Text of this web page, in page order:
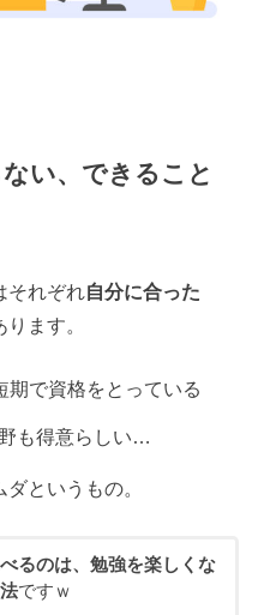
い、できること
それぞれ自分に合った
ります。
期で資格をとっている
も得意らしい…
というもの。
るのは、勉強を楽しくな
ですｗ